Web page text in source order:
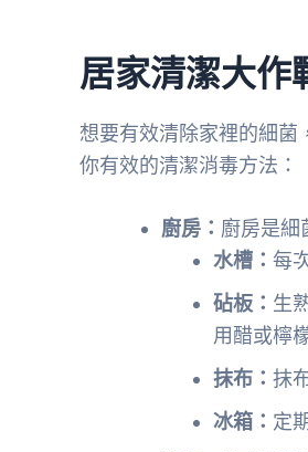
居家清潔大作
想要有效清除家裡的細菌
你有效的清潔消毒方法：
廚房： 廚房是細
水槽： 每
砧板： 生
用醋或檸
抹布： 抹
冰箱： 定